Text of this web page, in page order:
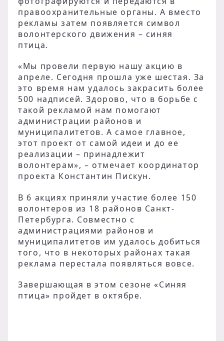
правоохранительные органы. А вместо
рекламы затем появляется символ
волонтерского движения – синяя
птица.
«Мы провели первую нашу акцию в
апреле. Сегодня прошла уже шестая. За
это время нам удалось закрасить более
500 надписей. Здорово, что в борьбе с
такой рекламой нам помогают
администрации районов и
муниципалитетов. А самое главное,
этот проект от самой идеи и до ее
реализации – принадлежит
волонтерам», – отмечает координатор
проекта Константин Пискун.
В 6 акциях приняли участие более 150
волонтеров из 18 районов Санкт-
Петербурга. Совместно с
администрациями районов и
муниципалитетов им удалось добиться
того, что в некоторых районах такая
реклама перестала появляться вовсе.
Завершающая в этом сезоне «Синяя
птица» пройдет в октябре.